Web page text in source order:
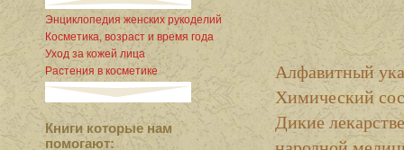
Алфавитный
Химический
Дикие
Энциклопедия женских рукоделий
Косметика, возраст и время года
Уход за кожей лица
Растения в косметике
Книги которые нам
помогают: